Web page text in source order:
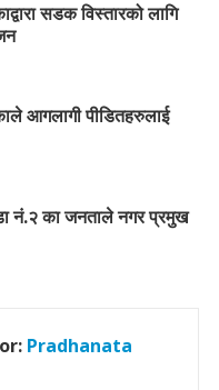
सडक विस्तारको लागि
आगलागी पीडितहरुलाई
नं.२ का जनताले नगर प्रमुख
Pradhanata